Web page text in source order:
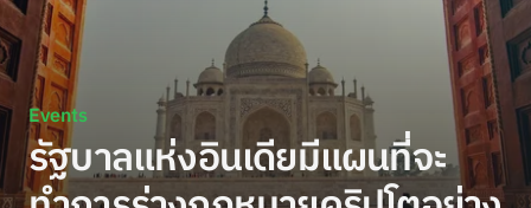
Events
รัฐบาลแห่งอินเดียมีแผนที่จะ